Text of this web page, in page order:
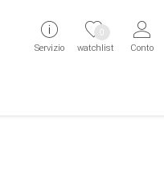
Servizio watchlist
0
Conto